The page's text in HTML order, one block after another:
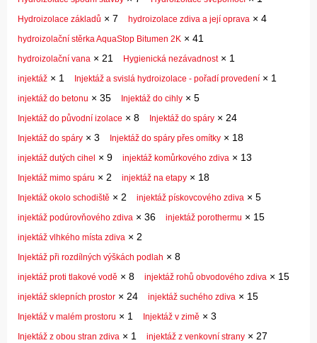
Hydroizolace základů × 7 hydroizolace zdiva a její oprava × 4
hydroizolační stěrka AquaStop Bitumen 2K × 41
hydroizolační vana × 21 Hygienická nezávadnost× 1
injektáž × 1 Injektáž a svislá hydroizolace - pořadí provedení × 1
injektáž do betonu × 35 Injektáž do cihly × 5
Injektáž do původní izolace × 8 Injektáž do spáry × 24
Injektáž do spáry × 3 Injektáž do spáry přes omítky × 18
injektáž dutých cihel × 9 injektáž komůrkového zdiva × 13
Injektáž mimo spáru × 2 injektáž na etapy × 18
Injektáž okolo schodiště × 2 injektáž pískovcového zdiva × 5
injektáž podúrovňového zdiva × 36 injektáž porothermu × 15
injektáž vlhkého místa zdiva × 2
Injektáž při rozdílných výškách podlah × 8
injektáž proti tlakové vodě × 8 injektáž rohů obvodového zdiva × 15
injektáž sklepních prostor × 24 injektáž suchého zdiva × 15
Injektáž v malém prostoru × 1 Injektáž v zimě × 3
Injektáž z obou stran zdiva × 1 injektáž z venkovní strany × 27